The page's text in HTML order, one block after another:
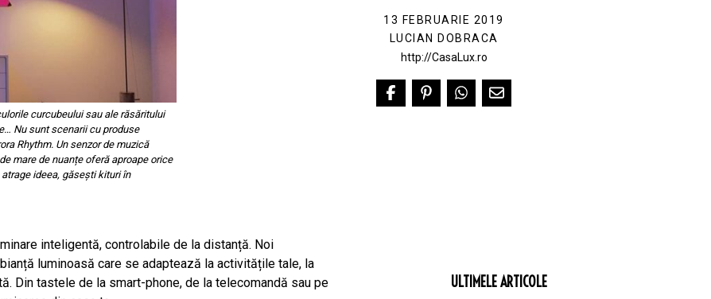
curcubeului sau ale răsăritului
Nu sunt scenarii cu produse
Rhythm. Un senzor de muzică
mare de nuanțe oferă aproape orice
ideea, găsești kituri în
13 FEBRUARIE 2019
LUCIAN DOBRACA
http://CasaLux.ro
inteligentă, controlabile de la distanță. Noi
luminoasă care se adaptează la activitățile tale, la
Din tastele de la smart-phone, de la telecomandă sau pe
ULTIMELE ARTICOLE